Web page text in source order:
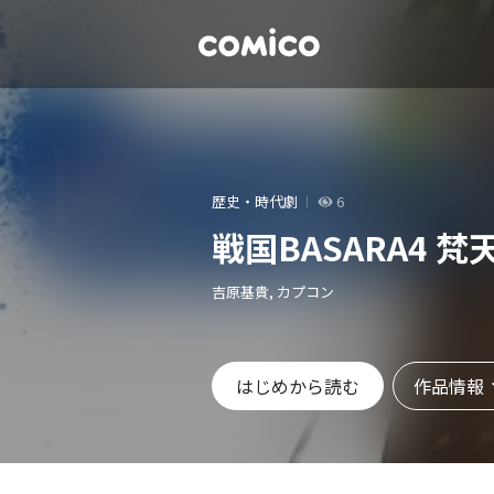
歴史・時代劇 6
戦国BASARA4 梵
吉原基貴, カプコン
はじめから読む 作品情報